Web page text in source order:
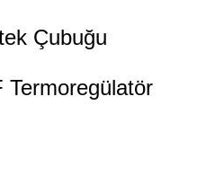
Çubuğu
Termoregülatör